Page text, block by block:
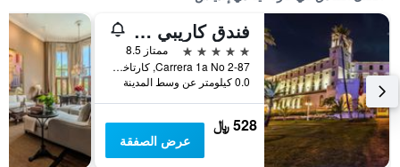
فندق كاريبي باي فاراندا جراند، وهو عضو في مجموعة راديسون إندفيدوالز
5 نجوم
ممتاز 8.5
Carrera 1a No 2-87, كارتاخينا دي إندياس, كولومبيا
0.0 كيلومتر عن وسط المدينة
528 ﷼
عرض الصفقة